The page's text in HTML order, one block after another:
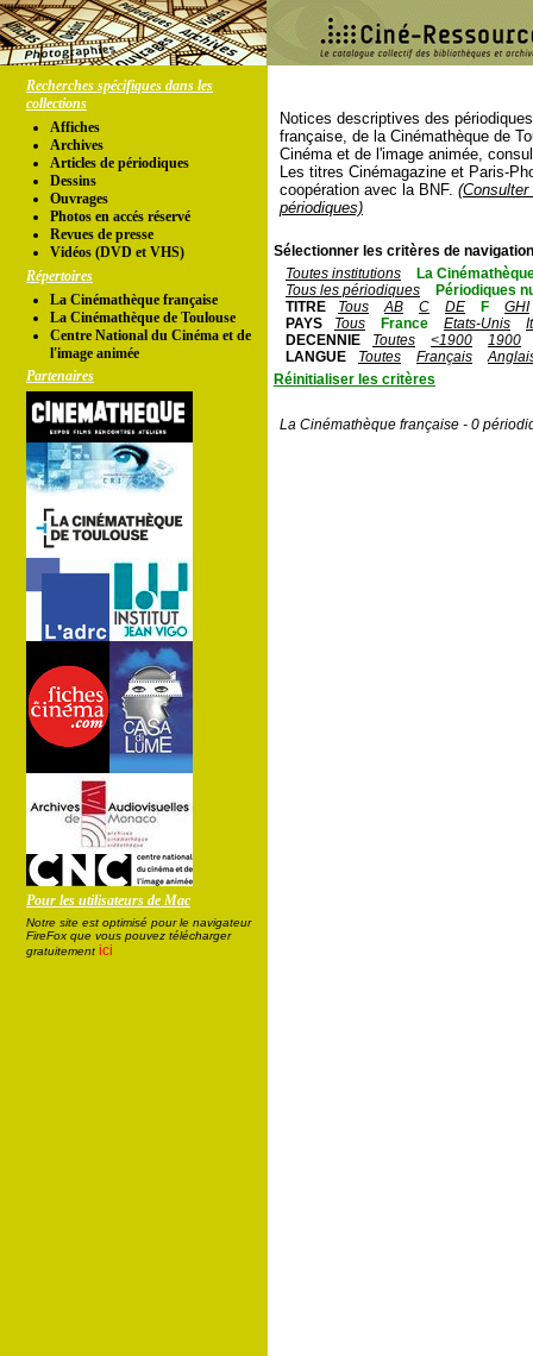
Recherches spécifiques dans les
collections
Affiches
Archives
Articles de périodiques
Dessins
Ouvrages
Photos en accés réservé
Revues de presse
Vidéos (DVD et VHS)
Répertoires
La Cinémathèque française
La Cinémathèque de Toulouse
Centre National du Cinéma et de
l'image animée
Partenaires
Pour les utilisateurs de Mac
Notre site est optimisé pour le navigateur
FireFox que vous pouvez télécharger
gratuitement ici
Notices descriptives des
française, de la Cinémathèque de
Cinéma et de l'image animée,
Les titres Cinémagazine et Paris-
coopération avec la BNF.
périodiques)
Sélectionner les critères de
Toutes institutions
La
Tous les périodiques
Périodiques
TITRE
Tous AB C DE F
GHI
PAYS
Tous France Etats-Unis
DECENNIE
Toutes <1900
1900
LANGUE
Toutes Français
Réinitialiser les critères
La Cinémathèque française - 0